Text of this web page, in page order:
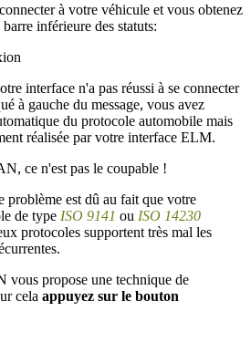
à votre véhicule et vous obtenez
inférieure des statuts:
interface n'a pas réussi à se connecter
à gauche du message, vous avez
du protocole automobile mais
réalisée par votre interface ELM.
ce n'est pas le coupable !
problème est dû au fait que votre
de type ISO 9141 ou ISO 14230
protocoles supportent très mal les
propose une technique de
cela appuyez sur le bouton